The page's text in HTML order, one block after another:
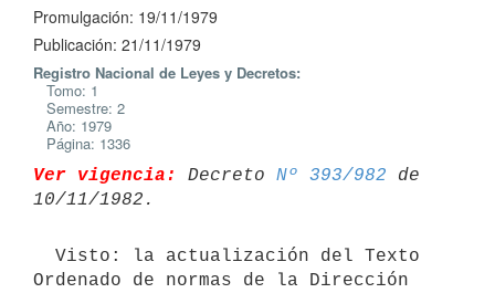
Promulgación: 19/11/1979
Publicación: 21/11/1979
Registro Nacional de Leyes y Decretos:
Tomo: 1
Semestre: 2
Año: 1979
Página: 1336
Ver vigencia: Decreto Nº 393/982 de
Ordenado de normas de la Dirección